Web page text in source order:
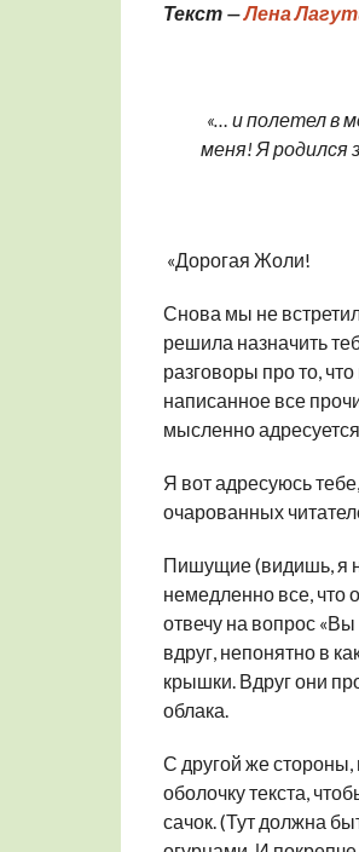
Текст —Лена
«… и полетел в
меня!Я родился
«Дорогая Жоли!
Снова мы не
решила назначить
разговоры про то,
написанное все
мысленно
Я вот адресуюсь
очарованных
Пишущие (видишь, я
немедленно все, что
отвечу на вопрос «Вы
вдруг, непонятно в
крышки. Вдруг они
облака.
С другой же стороны,
оболочку текста,
сачок. (Тут должна